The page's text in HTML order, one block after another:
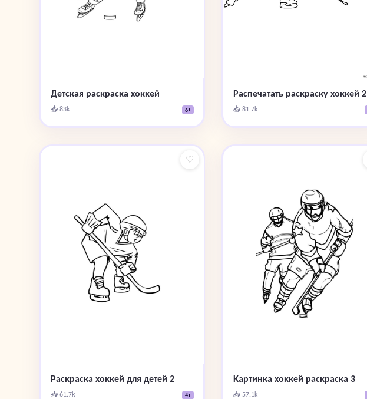
Детская раскраска хоккей
📥 83k 6+
Распечатать раскраску хоккей 2
📥 81.7k
♡
Раскраска хоккей для детей 2
📥 61.7k 4+
Картинка хоккей раскраска 3
📥 57.1k